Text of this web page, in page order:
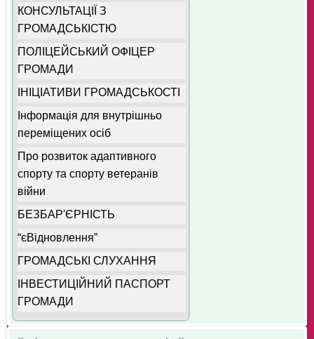
КОНСУЛЬТАЦІЇ З
ГРОМАДСЬКІСТЮ
ПОЛІЦЕЙСЬКИЙ ОФІЦЕР
ГРОМАДИ
ІНІЦІАТИВИ ГРОМАДСЬКОСТІ
Інформація для внутрішньо
переміщених осіб
Про розвиток адаптивного
спорту та спорту ветеранів
війни
БЕЗБАР'ЄРНІСТЬ
“єВідновлення”
ГРОМАДСЬКІ СЛУХАННЯ
ІНВЕСТИЦІЙНИЙ ПАСПОРТ
ГРОМАДИ